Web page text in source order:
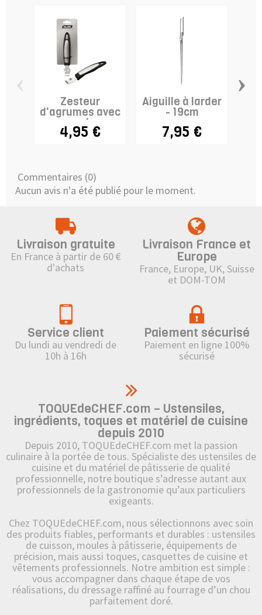
Zesteur
d'agrumes avec
canneleur
4,95 €
Aiguille à larder
- 19cm
7,95 €
›
Commentaires (0)
Aucun avis n'a été publié pour le moment.
Livraison gratuite
En France à partir de 60 €
d'achats
Livraison France et
Europe
France, Europe, UK, Suisse
et DOM-TOM
Service client
Du lundi au vendredi de
10h à 16h
Paiement sécurisé
Paiement en ligne 100%
sécurisé
TOQUEdeCHEF.com – Ustensiles,
ingrédients, toques et matériel de cuisine
depuis 2010
Depuis 2010, TOQUEdeCHEF.com met la passion
culinaire à la portée de tous. Spécialiste des ustensiles de
cuisine et du matériel de pâtisserie de qualité
professionnelle, notre boutique s’adresse autant aux
professionnels de la gastronomie qu’aux particuliers
exigeants.
Chez TOQUEdeCHEF.com, nous sélectionnons avec soin
des produits fiables, performants et durables : ustensiles
de cuisson, moules à pâtisserie, équipements de
précision, mais aussi toques, casquettes de cuisine et
vêtements professionnels. Notre ambition est simple :
vous accompagner dans chaque étape de vos
réalisations, du dressage raffiné au fourrage d’un chou
parfaitement doré.